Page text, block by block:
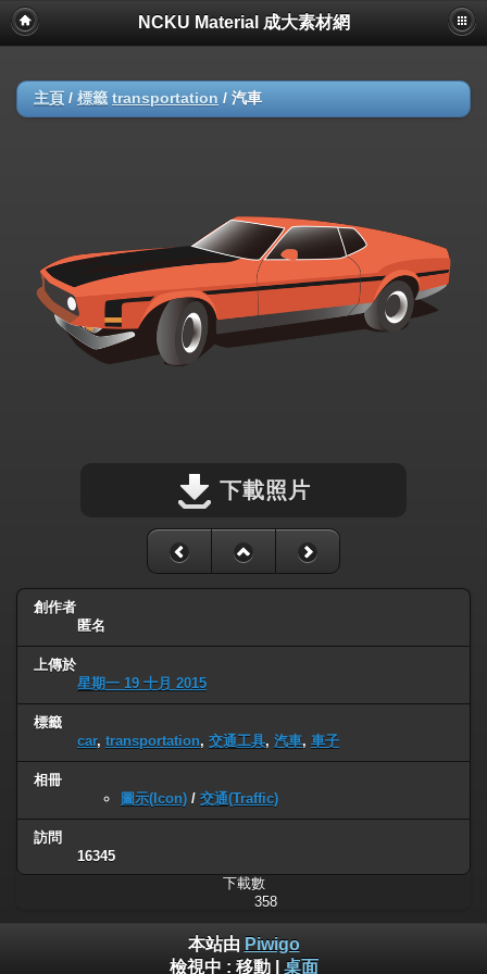
NCKU Material 成大素材網
主頁 / 標籤 transportation / 汽車
下載照片
創作者
匿名
上傳於
星期一 19 十月 2015
標籤
car, transportation, 交通工具, 汽車, 車子
相冊
圖示(Icon) / 交通(Traffic)
訪問
16345
下載數
358
本站由 Piwigo
檢視中 : 移動| 桌面